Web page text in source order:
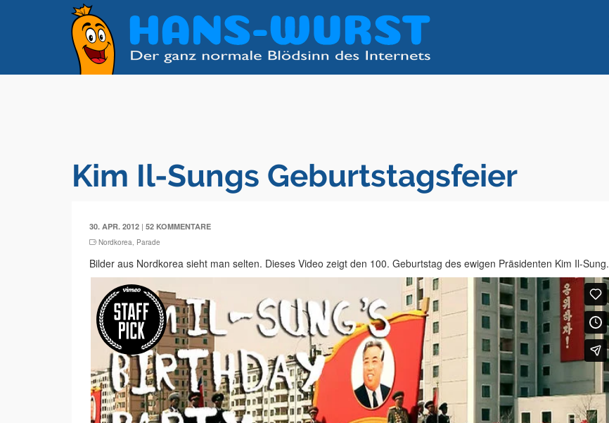
Kim Il-Sungs Geburtstagsfeier
30. APR. 2012 | 52 KOMMENTARE
Nordkorea, Parade
Bilder aus Nordkorea sieht man selten. Dieses Video zeigt den 100. Geburtstag des ewigen Präsidenten Kim Il-Sung.